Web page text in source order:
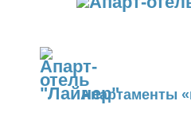
Апартаменты